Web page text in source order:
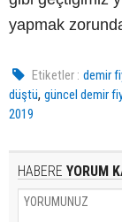
yapmak
Etiketler : demir
düştü, güncel demir
2019
HABERE YORUM